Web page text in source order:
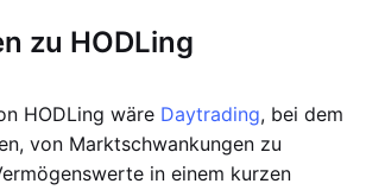
zu HODLing
HODLing wäre Daytrading, bei dem
von Marktschwankungen zu
in einem kurzen